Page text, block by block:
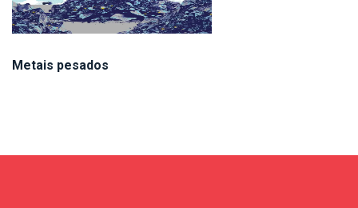
Metais pesados